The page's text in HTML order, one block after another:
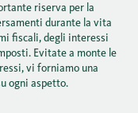
riserva per la
durante la vita
fiscali, degli interessi
Evitate a monte le
vi forniamo una
ogni aspetto.